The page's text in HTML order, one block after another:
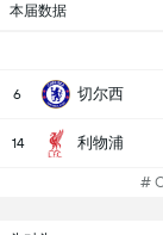
本届数据
6 切尔西
14 利物浦
#